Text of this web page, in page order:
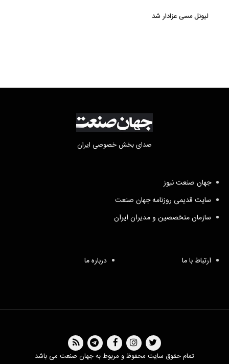
لیونل مسی عزادار شد
صدای بخش خصوصی ایران
جهان صنعت نیوز
سایت قدیمی روزنامه جهان صنعت
سازمان متخصصین و مدیران ایران
ارتباط با ما درباره ما
تمام حقوق سایت محفوظ و مربوط به جهان صنعت می باشد